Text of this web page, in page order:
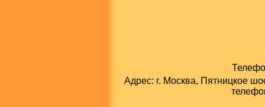
Адрес: г. Москва, Пятницкое